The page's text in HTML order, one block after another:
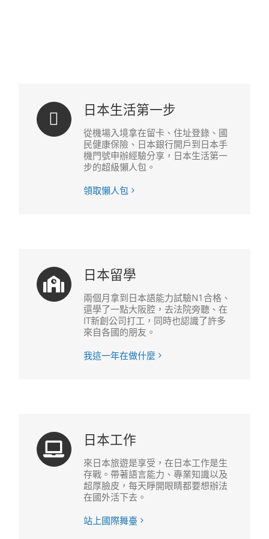
日本生活第一步
從機場入境拿在留卡、住址登錄、國
民健康保險、日本銀行開戶到日本手
機門號申辦經驗分享，日本生活第一
步的超級懶人包。
領取懶人包
日本留學
兩個月拿到日本語能力試驗N1合格、
還學了一點大阪腔，去法院旁聽、在
IT新創公司打工，同時也認識了許多
來自各國的朋友。
我這一年在做什麼
日本工作
來日本旅遊是享受，在日本工作是生
存戰。帶著語言能力、專業知識以及
超厚臉皮，每天睜開眼睛都要想辦法
在國外活下去。
站上國際舞臺